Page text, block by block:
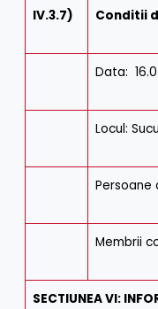
IV.3.7) Conditii
Data:
Locul:
Membrii
SECTIUNEA VI: